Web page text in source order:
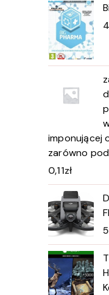
imponującej
zarówno
0,11zł